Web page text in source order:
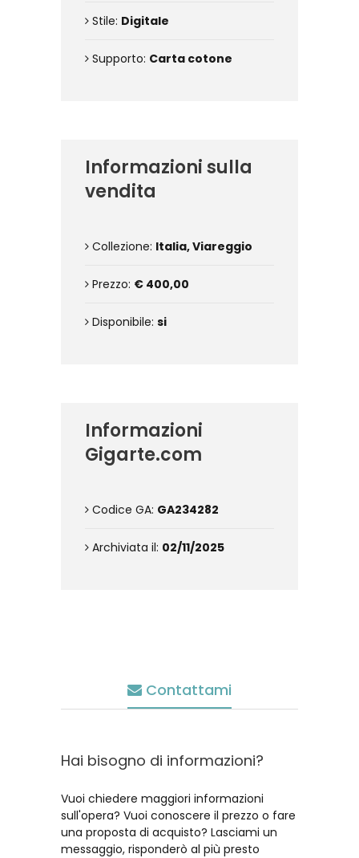
Stile: Digitale
Supporto: Carta cotone
Informazioni sulla
vendita
Collezione: Italia, Viareggio
Prezzo: € 400,00
Disponibile: si
Informazioni
Gigarte.com
Codice GA: GA234282
Archiviata il: 02/11/2025
Contattami
Hai bisogno di informazioni?
Vuoi chiedere maggiori informazioni
sull'opera? Vuoi conoscere il prezzo o fare
una proposta di acquisto? Lasciami un
messaggio, risponderò al più presto